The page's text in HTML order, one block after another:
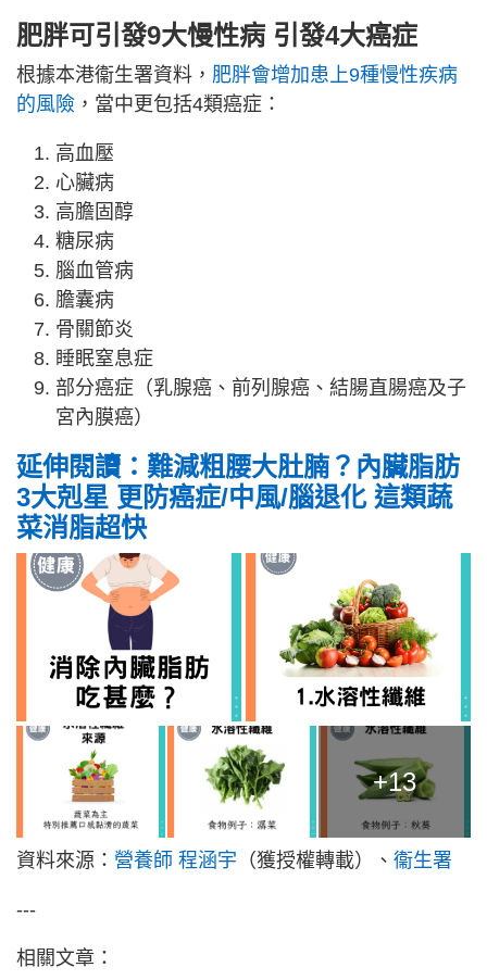
肥胖可引發9大慢性病 引發4大癌症
根據本港衞生署資料， 肥胖會增加患上9種慢性疾病
的風險 ，當中更包括4類癌症：
高血壓
心臟病
高膽固醇
糖尿病
腦血管病
膽囊病
骨關節炎
睡眠窒息症
部分癌症（乳腺癌、前列腺癌、結腸直腸癌及子
宮內膜癌）
延伸閱讀：難減粗腰大肚腩？內臟脂肪
3大剋星 更防癌症/中風/腦退化 這類蔬
菜消脂超快
+13
資料來源： 營養師 程涵宇 （獲授權轉載）、 衞生署
---
相關文章：